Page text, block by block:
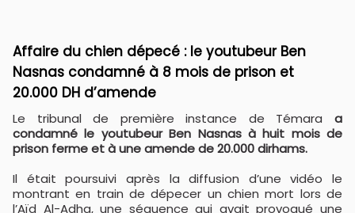
Affaire du chien dépecé : le youtubeur Ben
Nasnas condamné à 8 mois de prison et
20.000 DH d’amende
Le tribunal de première instance de Témara a
condamné le youtubeur Ben Nasnas à huit mois de
prison ferme et à une amende de 20.000 dirhams.
Il était poursuivi après la diffusion d’une vidéo le
montrant en train de dépecer un chien mort lors de
l’Aïd Al-Adha, une séquence qui avait provoqué une